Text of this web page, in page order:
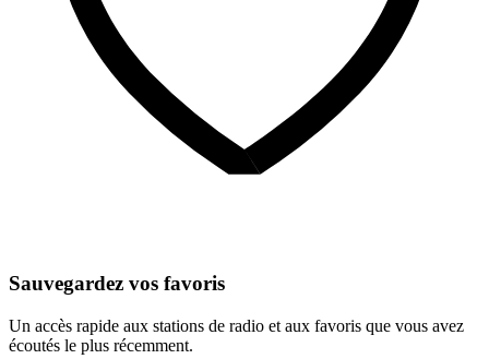
Sauvegardez vos favoris
Un accès rapide aux stations de radio et aux favoris que vous avez
écoutés le plus récemment.